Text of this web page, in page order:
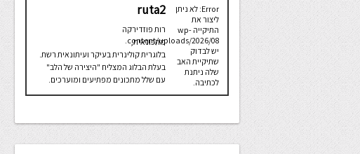
Error: לא ניתן
ליצור את
התיקייה wp-
content/uploads/2026/08.
יש לבדוק
שתיקיית האב
שלה ניתנת
לכתיבה.
ruta2
רות פוזדירקה
מתכונאית,
בלוגרית קולינרית בעיקר ועיתונאית רשת.
בעלת הבלוג המצליח "היצירה של הלב"
עם שלל מתכונים מפתיעים ומוערכים.